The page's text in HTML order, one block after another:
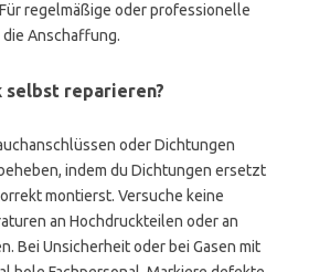
regelmäßige oder professionelle
Anschaffung.
selbst reparieren?
oder Dichtungen
indem du Dichtungen ersetzt
montierst. Versuche keine
an Hochdruckteilen oder an
Bei Unsicherheit oder bei Gasen mit